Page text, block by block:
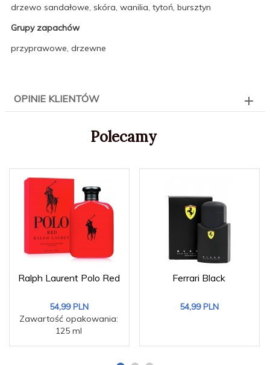
drzewo sandałowe, skóra, wanilia, tytoń, bursztyn
Grupy zapachów
przyprawowe, drzewne
OPINIE KLIENTÓW
Polecamy
Ralph Laurent Polo Red
54,99 PLN
Zawartość opakowania:
125 ml
Ferrari Black
54,99 PLN